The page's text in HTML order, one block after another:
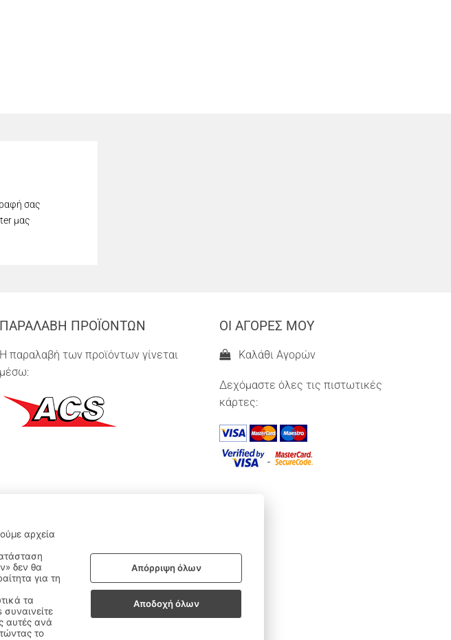
σας
μας
ΠΑΡΑΛΑΒΗ ΠΡΟΪΟΝΤΩΝ
Η παραλαβή των προϊόντων γίνεται
μέσω:
ΟΙ ΑΓΟΡΕΣ ΜΟΥ
Καλάθι Αγορών
Δεχόμαστε όλες τις πιστωτικές
κάρτες:
|
Login
αρχεία
δεν θα
για τη
τα
αυτές ανά
το
Απόρριψη όλων
Αποδοχή όλων